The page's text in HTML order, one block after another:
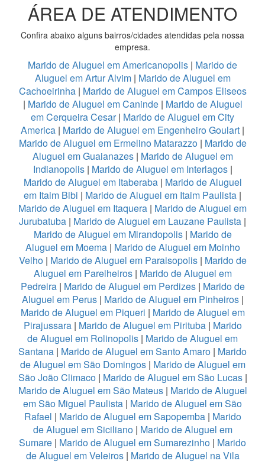
ÁREA DE ATENDIMENTO
Confira abaixo alguns bairros/cidades atendidas pela nossa
empresa.
Marido de Aluguel em Americanopolis | Marido de
Aluguel em Artur Alvim | Marido de Aluguel em
Cachoeirinha| Marido de Aluguel em Campos Eliseos
| Marido de Aluguel em Caninde| Marido de Aluguel
em Cerqueira Cesar| Marido de Aluguel em City
America | Marido de Aluguel em Engenheiro Goulart |
Marido de Aluguel em Ermelino Matarazzo | Marido de
Aluguel em Guaianazes| Marido de Aluguel em
Indianopolis| Marido de Aluguel em Interlagos|
Marido de Aluguel em Itaberaba| Marido de Aluguel
em Itaim Bibi | Marido de Aluguel em Itaim Paulista |
Marido de Aluguel em Itaquera | Marido de Aluguel em
Jurubatuba | Marido de Aluguel em Lauzane Paulista |
Marido de Aluguel em Mirandopolis| Marido de
Aluguel em Moema| Marido de Aluguel em Moinho
Velho | Marido de Aluguel em Paraisopolis| Marido de
Aluguel em Parelheiros| Marido de Aluguel em
Pedreira| Marido de Aluguel em Perdizes| Marido de
Aluguel em Perus| Marido de Aluguel em Pinheiros|
Marido de Aluguel em Piqueri | Marido de Aluguel em
Pirajussara| Marido de Aluguel em Pirituba| Marido
de Aluguel em Rolinopolis | Marido de Aluguel em
Santana | Marido de Aluguel em Santo Amaro | Marido
de Aluguel em São Domingos| Marido de Aluguel em
São João Climaco| Marido de Aluguel em São Lucas|
Marido de Aluguel em São Mateus | Marido de Aluguel
em São Miguel Paulista | Marido de Aluguel em São
Rafael | Marido de Aluguel em Sapopemba | Marido
de Aluguel em Siciliano| Marido de Aluguel em
Sumare | Marido de Aluguel em Sumarezinho | Marido
de Aluguel em Veleiros| Marido de Aluguel na Vila